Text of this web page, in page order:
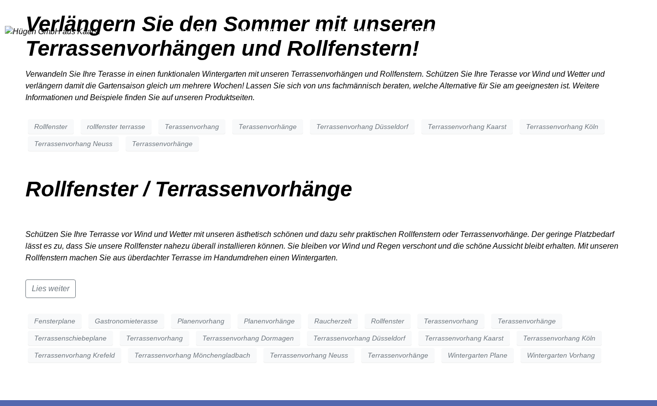
HOME PRODUKTE DAS UNTERNEHMEN REPARATUREN | SERVICE
Verlängern Sie den Sommer mit unseren
Terrassenvorhängen und Rollfenstern!
Verwandeln Sie Ihre Terasse in einen funktionalen Wintergarten mit unseren Terrassenvorhängen und Rollfenstern. Schützen Sie Ihre Terasse vor Wind und Wetter und
verlängern damit die Gartensaison gleich um mehrere Wochen! Lassen Sie sich von uns fachmännisch beraten, welche Alternative für Sie am geeignesten ist. Weitere
Informationen und Beispiele finden Sie auf unseren Produktseiten.
Rollfenster rollfenster terrasse Terassenvorhang Terassenvorhänge Terrassenvorhang Düsseldorf Terrassenvorhang Kaarst Terrassenvorhang Köln
Terrassenvorhang Neuss Terrassenvorhänge
Rollfenster / Terrassenvorhänge
Schützen Sie Ihre Terrasse vor Wind und Wetter mit unseren ästhetisch schönen und dazu sehr praktischen Rollfenstern oder Terrassenvorhänge. Der geringe Platzbedarf
lässt es zu, dass Sie unsere Rollfenster nahezu überall installieren können. Sie bleiben vor Wind und Regen verschont und die schöne Aussicht bleibt erhalten. Mit unseren
Rollfenstern machen Sie aus überdachter Terrasse im Handumdrehen einen Wintergarten.
Lies weiter
Fensterplane Gastronomieterasse Planenvorhang Planenvorhänge Raucherzelt Rollfenster Terassenvorhang Terassenvorhänge
Terrassenschiebeplane Terrassenvorhang Terrassenvorhang Dormagen Terrassenvorhang Düsseldorf Terrassenvorhang Kaarst Terrassenvorhang Köln
Terrassenvorhang Krefeld Terrassenvorhang Mönchengladbach Terrassenvorhang Neuss Terrassenvorhänge Wintergarten Plane Wintergarten Vorhang